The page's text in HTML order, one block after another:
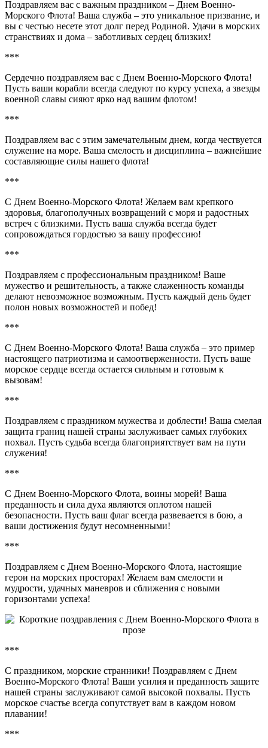
Поздравляем вас с важным праздником – Днем Военно-
Морского Флота! Ваша служба – это уникальное призвание, и
вы с честью несете этот долг перед Родиной. Удачи в морских
странствиях и дома – заботливых сердец близких!
***
Сердечно поздравляем вас с Днем Военно-Морского Флота!
Пусть ваши корабли всегда следуют по курсу успеха, а звезды
военной славы сияют ярко над вашим флотом!
***
Поздравляем вас с этим замечательным днем, когда чествуется
служение на море. Ваша смелость и дисциплина – важнейшие
составляющие силы нашего флота!
***
С Днем Военно-Морского Флота! Желаем вам крепкого
здоровья, благополучных возвращений с моря и радостных
встреч с близкими. Пусть ваша служба всегда будет
сопровождаться гордостью за вашу профессию!
***
Поздравляем с профессиональным праздником! Ваше
мужество и решительность, а также слаженность команды
делают невозможное возможным. Пусть каждый день будет
полон новых возможностей и побед!
***
С Днем Военно-Морского Флота! Ваша служба – это пример
настоящего патриотизма и самоотверженности. Пусть ваше
морское сердце всегда остается сильным и готовым к
вызовам!
***
Поздравляем с праздником мужества и доблести! Ваша смелая
защита границ нашей страны заслуживает самых глубоких
похвал. Пусть судьба всегда благоприятствует вам на пути
служения!
***
С Днем Военно-Морского Флота, воины морей! Ваша
преданность и сила духа являются оплотом нашей
безопасности. Пусть ваш флаг всегда развевается в бою, а
ваши достижения будут несомненными!
***
Поздравляем с Днем Военно-Морского Флота, настоящие
герои на морских просторах! Желаем вам смелости и
мудрости, удачных маневров и сближения с новыми
горизонтами успеха!
***
С праздником, морские странники! Поздравляем с Днем
Военно-Морского Флота! Ваши усилия и преданность защите
нашей страны заслуживают самой высокой похвалы. Пусть
морское счастье всегда сопутствует вам в каждом новом
плавании!
***